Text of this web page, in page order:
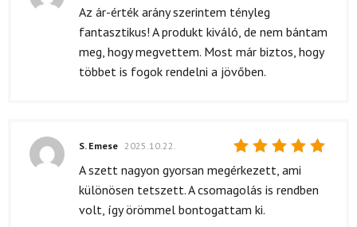
Értékelés:
/ 5
Az ár-érték arány szerintem tényleg
fantasztikus! A produkt kiváló, de nem bántam
meg, hogy megvettem. Most már biztos, hogy
többet is fogok rendelni a jövőben.
Értékelés:
/ 5
S. Emese 2025.10.22.
A szett nagyon gyorsan megérkezett, ami
különösen tetszett. A csomagolás is rendben
volt, így örömmel bontogattam ki.